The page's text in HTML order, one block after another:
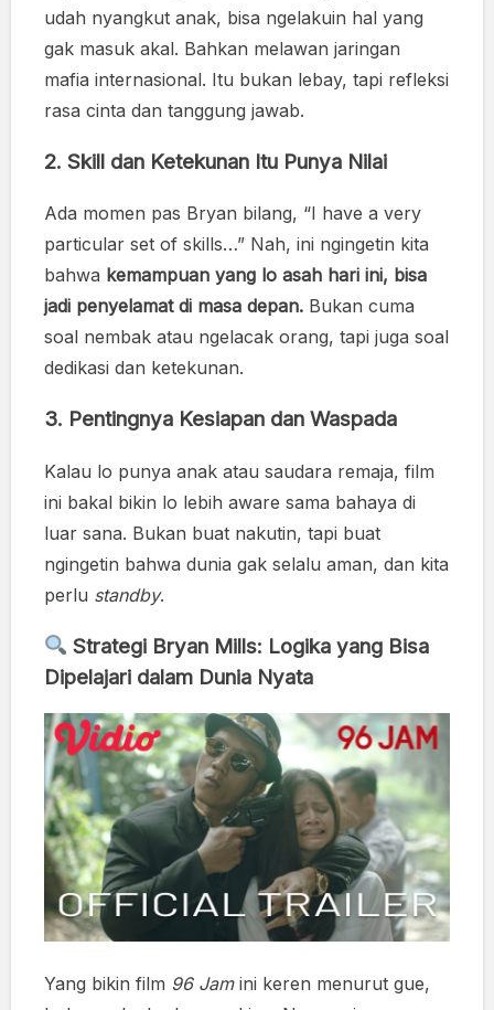
udah nyangkut anak, bisa ngelakuin hal yang
gak masuk akal. Bahkan melawan jaringan
mafia internasional. Itu bukan lebay, tapi refleksi
rasa cinta dan tanggung jawab.
2. Skill dan Ketekunan Itu Punya Nilai
Ada momen pas Bryan bilang, “I have a very
particular set of skills…” Nah, ini ngingetin kita
bahwa kemampuan yang lo asah hari ini, bisa
jadi penyelamat di masa depan. Bukan cuma
soal nembak atau ngelacak orang, tapi juga soal
dedikasi dan ketekunan.
3. Pentingnya Kesiapan dan Waspada
Kalau lo punya anak atau saudara remaja, film
ini bakal bikin lo lebih aware sama bahaya di
luar sana. Bukan buat nakutin, tapi buat
ngingetin bahwa dunia gak selalu aman, dan kita
perlu standby.
Strategi Bryan Mills: Logika yang Bisa
Dipelajari dalam Dunia Nyata
Yang bikin film 96 Jamini keren menurut gue,